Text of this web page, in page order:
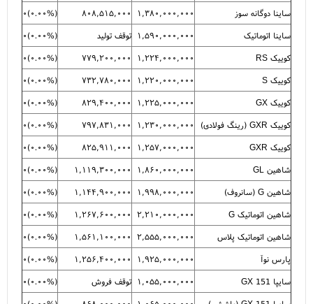
ساینا دوگانه سوز
۱,۳۸۰,۰۰۰,۰۰۰ ۸۰۸,۵۱۵,۰۰۰ (۰.۰۰%)۰
ساینا اتوماتیک
۱,۵۹۰,۰۰۰,۰۰۰ توقف تولید (۰.۰۰%)۰
کوییک RS
۱,۲۲۴,۰۰۰,۰۰۰ ۷۷۹,۲۰۰,۰۰۰ (۰.۰۰%)۰
کوییک S
۱,۲۲۰,۰۰۰,۰۰۰ ۷۳۲,۷۸۰,۰۰۰ (۰.۰۰%)۰
کوییک GX
۱,۲۲۵,۰۰۰,۰۰۰ ۸۲۹,۴۰۰,۰۰۰ (۰.۰۰%)۰
کوییک GXR (رینگ فولادی)
۱,۲۳۰,۰۰۰,۰۰۰ ۷۹۷,۸۳۱,۰۰۰ (۰.۰۰%)۰
کوییک GXR
۱,۲۵۷,۰۰۰,۰۰۰ ۸۲۵,۹۱۱,۰۰۰ (۰.۰۰%)۰
شاهین GL
۱,۸۶۰,۰۰۰,۰۰۰ ۱,۱۱۹,۳۰۰,۰۰۰ (۰.۰۰%)۰
شاهین G (سانروف)
۱,۹۹۸,۰۰۰,۰۰۰ ۱,۱۴۴,۹۰۰,۰۰۰ (۰.۰۰%)۰
شاهین اتوماتیک G
۲,۲۱۰,۰۰۰,۰۰۰ ۱,۲۶۷,۶۰۰,۰۰۰ (۰.۰۰%)۰
شاهین اتوماتیک پلاس
۲,۵۵۵,۰۰۰,۰۰۰ ۱,۵۶۱,۱۰۰,۰۰۰ (۰.۰۰%)۰
پارس نوآ
۱,۹۲۵,۰۰۰,۰۰۰ ۱,۲۵۶,۴۰۰,۰۰۰ (۰.۰۰%)۰
سایپا 151 GX
۱,۰۵۵,۰۰۰,۰۰۰ توقف فروش (۰.۰۰%)۰